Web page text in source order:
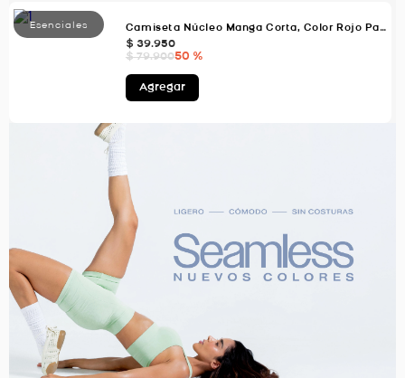
Camiseta Núcleo Manga Corta, Color Rojo Para Hombre
$ 39.950
$ 79.90050 %
Agregar